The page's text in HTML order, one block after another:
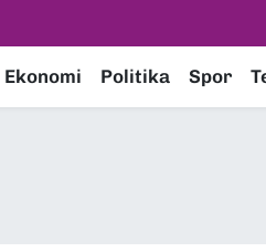
Ekonomi Politika Spor